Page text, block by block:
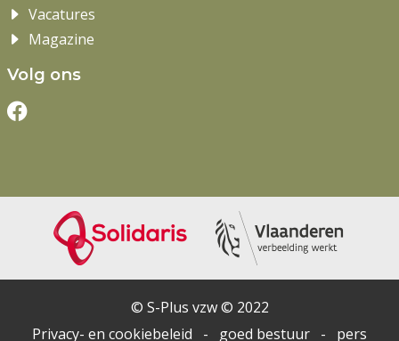
Vacatures
Magazine
Volg ons
© S-Plus vzw © 2022
Privacy- en cookiebeleid - goed bestuur - pers